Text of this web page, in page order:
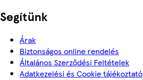
Segítünk
Árak
Biztonságos online rendelés
Általános Szerződési Feltételek
Adatkezelési és Cookie tájékoztató